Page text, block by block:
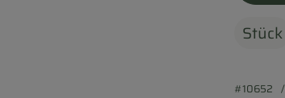
Stück
#10652